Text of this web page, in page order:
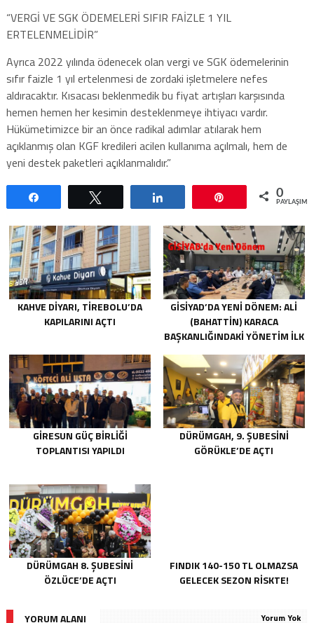
“VERGİ VE SGK ÖDEMELERİ SIFIR FAİZLE 1 YIL
ERTELENMELİDİR”
Ayrıca 2022 yılında ödenecek olan vergi ve SGK ödemelerinin
sıfır faizle 1 yıl ertelenmesi de zordaki işletmelere nefes
aldıracaktır. Kısacası beklenmedik bu fiyat artışları karşısında
hemen hemen her kesimin desteklenmeye ihtiyacı vardır.
Hükümetimizce bir an önce radikal adımlar atılarak hem
açıklanmış olan KGF kredileri acilen kullanıma açılmalı, hem de
yeni destek paketleri açıklanmalıdır.”
0
KAHVE DIYARI, TIREBOLU’DA
KAPILARINI AÇTI
GİSİYAD’DA YENI DÖNEM: ALI
(BAHATTIN) KARACA
BAŞKANLIĞINDAKI YÖNETIM İLK
GIRESUN GÜÇ BIRLIĞI
TOPLANTISI YAPILDI
DÜRÜMGAH, 9. ŞUBESINI
GÖRÜKLE’DE AÇTI
DÜRÜMGAH 8. ŞUBESINI
ÖZLÜCE’DE AÇTI
FINDIK 140-150 TL OLMAZSA
GELECEK SEZON RISKTE!
YORUM ALANI Yorum Yok